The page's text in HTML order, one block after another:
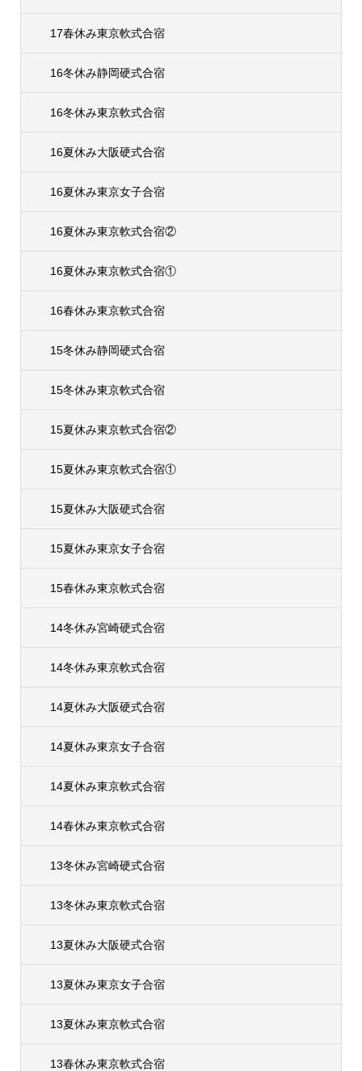
17春休み東京軟式合宿
16冬休み静岡硬式合宿
16冬休み東京軟式合宿
16夏休み大阪硬式合宿
16夏休み東京女子合宿
16夏休み東京軟式合宿②
16夏休み東京軟式合宿①
16春休み東京軟式合宿
15冬休み静岡硬式合宿
15冬休み東京軟式合宿
15夏休み東京軟式合宿②
15夏休み東京軟式合宿①
15夏休み大阪硬式合宿
15夏休み東京女子合宿
15春休み東京軟式合宿
14冬休み宮崎硬式合宿
14冬休み東京軟式合宿
14夏休み大阪硬式合宿
14夏休み東京女子合宿
14夏休み東京軟式合宿
14春休み東京軟式合宿
13冬休み宮崎硬式合宿
13冬休み東京軟式合宿
13夏休み大阪硬式合宿
13夏休み東京女子合宿
13夏休み東京軟式合宿
13春休み東京軟式合宿